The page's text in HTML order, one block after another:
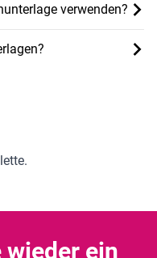
verwenden?
wieder ein